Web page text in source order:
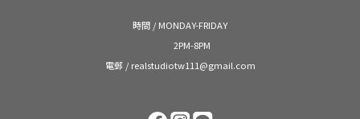
時間 / MONDAY-FRIDAY
2PM-8PM
電郵 / realstudiotw111@gmail.com